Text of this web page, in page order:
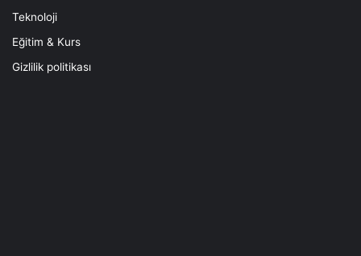
Teknoloji
Eğitim & Kurs
Gizlilik politikası